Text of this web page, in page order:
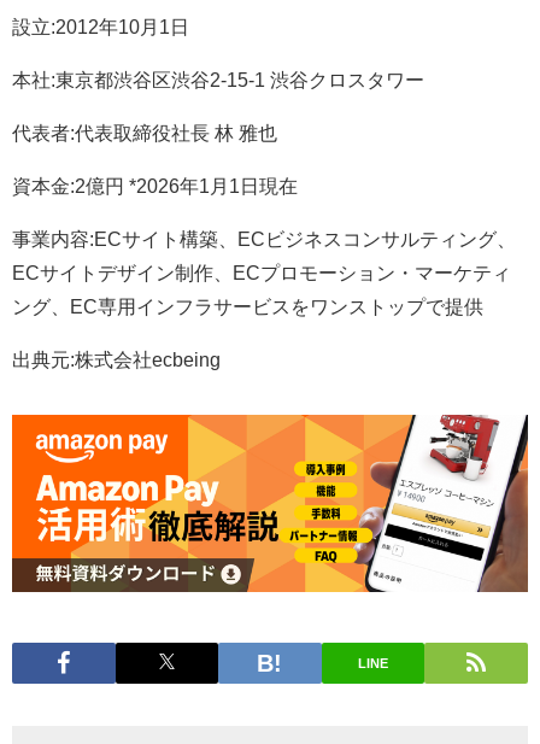
設立:2012年10月1日
本社:東京都渋谷区渋谷2-15-1 渋谷クロスタワー
代表者:代表取締役社長 林 雅也
資本金:2億円 *2026年1月1日現在
事業内容:ECサイト構築、ECビジネスコンサルティング、
ECサイトデザイン制作、ECプロモーション・マーケティ
ング、EC専用インフラサービスをワンストップで提供
出典元:株式会社ecbeing
LINE